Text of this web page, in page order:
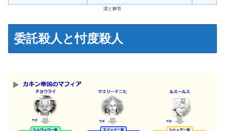
謎と解答
委託殺人と忖度殺人